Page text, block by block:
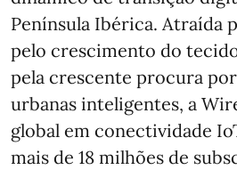
Península Ibérica. Atraída
pelo crescimento do
pela crescente procura
urbanas inteligentes, a
global em conectividade
mais de 18 milhões de